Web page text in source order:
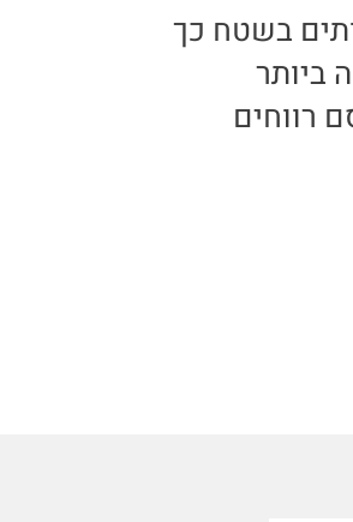
בשטח כך
ביותר
רווחים